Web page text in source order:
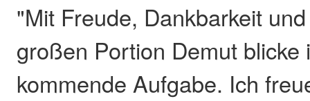
"Mit Freude, Dankbarkeit
großen Portion Demut blicke
kommende Aufgabe. Ich